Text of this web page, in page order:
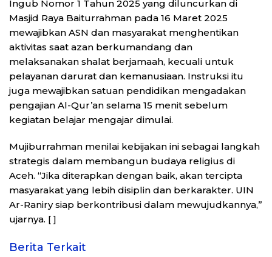
Ingub Nomor 1 Tahun 2025 yang diluncurkan di
Masjid Raya Baiturrahman pada 16 Maret 2025
mewajibkan ASN dan masyarakat menghentikan
aktivitas saat azan berkumandang dan
melaksanakan shalat berjamaah, kecuali untuk
pelayanan darurat dan kemanusiaan. Instruksi itu
juga mewajibkan satuan pendidikan mengadakan
pengajian Al-Qur’an selama 15 menit sebelum
kegiatan belajar mengajar dimulai.
Mujiburrahman menilai kebijakan ini sebagai langkah
strategis dalam membangun budaya religius di
Aceh. “Jika diterapkan dengan baik, akan tercipta
masyarakat yang lebih disiplin dan berkarakter. UIN
Ar-Raniry siap berkontribusi dalam mewujudkannya,”
ujarnya. [ ]
Berita Terkait